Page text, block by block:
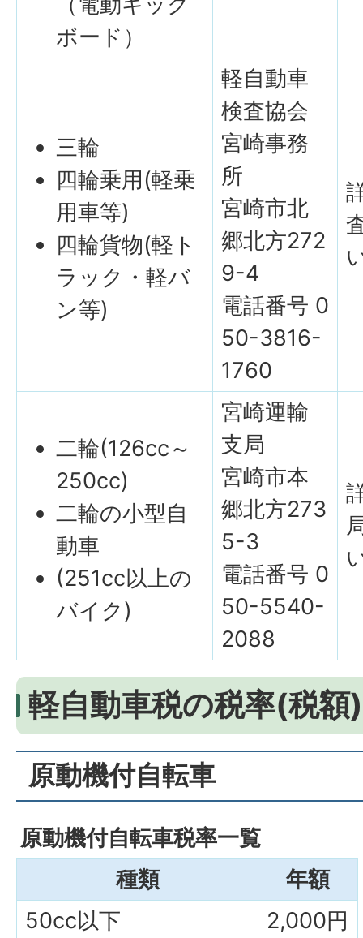
ボード）
三輪
四輪乗用(軽乗
用車等)
四輪貨物(軽ト
ラック・軽バ
ン等)
軽自動車
検査協会
宮崎事務
所
宮崎市北
郷北方272
9-4
電話番号 0
50-3816-
1760
二輪(126cc～
250cc)
二輪の小型自
動車
(251cc以上の
バイク)
宮崎運輸
支局
宮崎市本
郷北方273
5-3
電話番号 0
50-5540-
2088
軽自動車税の税率(税額)
原動機付自転車
原動機付自転車税率一覧
種類
年額
50cc以下
2,000円